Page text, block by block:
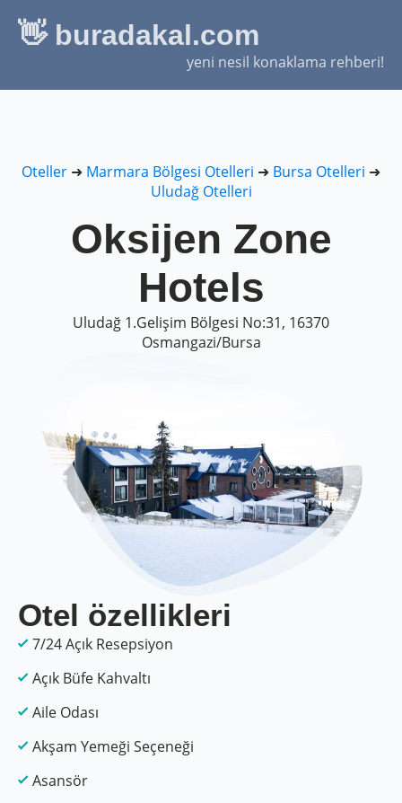
👋 buradakal.com
yeni nesil konaklama rehberi!
Oteller ➜ Marmara Bölgesi Otelleri ➜ Bursa Otelleri ➜
Uludağ Otelleri
Oksijen Zone
Hotels
Uludağ 1.Gelişim Bölgesi No:31, 16370
Osmangazi/Bursa
Otel özellikleri
7/24 Açık Resepsiyon
Açık Büfe Kahvaltı
Aile Odası
Akşam Yemeği Seçeneği
Asansör